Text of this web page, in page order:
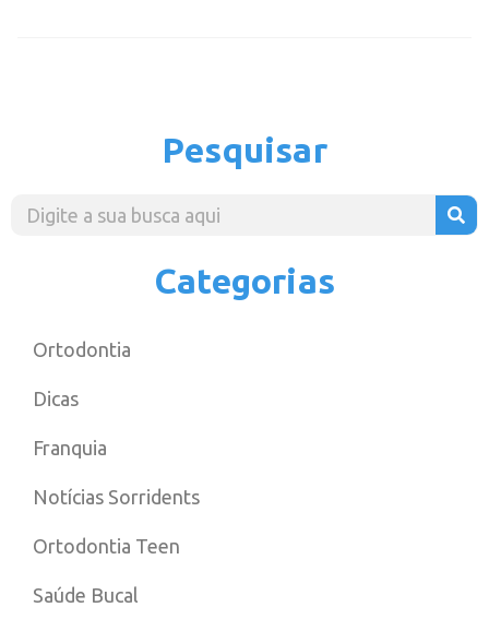
Pesquisar
Categorias
Ortodontia
Dicas
Franquia
Notícias Sorridents
Ortodontia Teen
Saúde Bucal